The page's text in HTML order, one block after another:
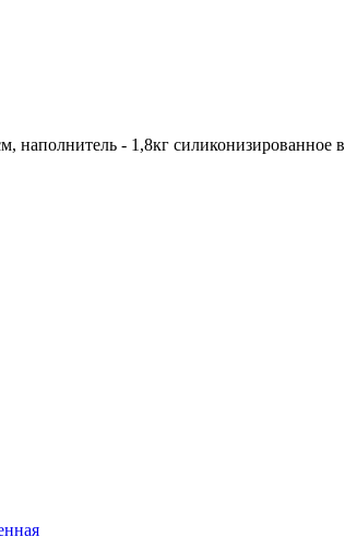
наполнитель - 1,8кг силиконизированное